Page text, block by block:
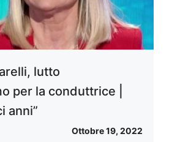
lutto
per la conduttrice |
anni”
Ottobre 19, 2022